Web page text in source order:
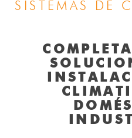
SISTEMAS DE